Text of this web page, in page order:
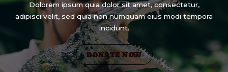
Dolorem ipsum quia dolor sit amet, consectetur,
adipisci velit, sed quia non numquam eius modi tempora
incidunt.
donate now